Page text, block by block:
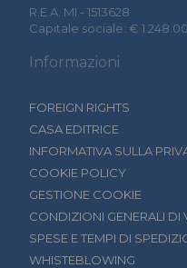
R.E.A. MI - 1513628
Capitale sociale: €
Informazioni
FOREIGN RIGHTS
CASA EDITRICE
INFORMATIVA SULLA
COOKIE POLICY
GESTIONE COOKIE
CONDIZIONI GENERALI DI
SPESE E TEMPI DI
WHISTEBLOWING